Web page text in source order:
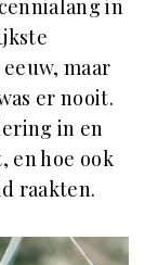
in
maar
er nooit.
in en
en hoe ook
raakten.